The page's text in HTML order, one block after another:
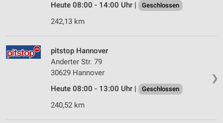
Heute 08:00 - 14:00 Uhr |
Geschlossen
242,13 km
❯
pitstop Hannover
Anderter Str. 79
30629 Hannover
Heute 08:00 - 13:00 Uhr |
Geschlossen
240,52 km